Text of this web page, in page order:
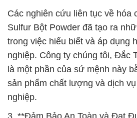
Các nghiên cứu liên tục về hóa
Sulfur Bột Powder đã tạo ra
trong việc hiểu biết và áp dụng
nghiệp. Công ty chúng tôi, Đắc
là một phần của sứ mệnh này
sản phẩm chất lượng và dịch
nghiệp.
3. **Đảm Bảo An Toàn và Đạt